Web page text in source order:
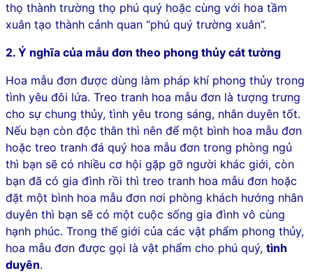
thọ thành trường thọ phú quý hoặc cùng với hoa tầm
xuân tạo thành cảnh quan “phú quý trường xuân”.
2. Ý nghĩa của mẫu đơn theo phong thủy cát tường
Hoa mẫu đơn được dùng làm pháp khí phong thủy trong
tình yêu đôi lứa. Treo tranh hoa mẫu đơn là tượng trưng
cho sự chung thủy, tình yêu trong sáng, nhân duyên tốt.
Nếu bạn còn độc thân thì nên để một bình hoa mẫu đơn
hoặc treo tranh đá quý hoa mẫu đơn trong phòng ngủ
thì bạn sẽ có nhiều cơ hội gặp gỡ người khác giới, còn
bạn đã có gia đình rồi thì treo tranh hoa mẫu đơn hoặc
đặt một bình hoa mẫu đơn nơi phòng khách hướng nhân
duyên thì bạn sẽ có một cuộc sống gia đình vô cùng
hạnh phúc. Trong thế giới của các vật phẩm phong thủy,
hoa mẫu đơn được gọi là vật phẩm cho phú quý, tình
duyên.